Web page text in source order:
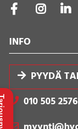
INFO
PYYDÄ
010 505 2576